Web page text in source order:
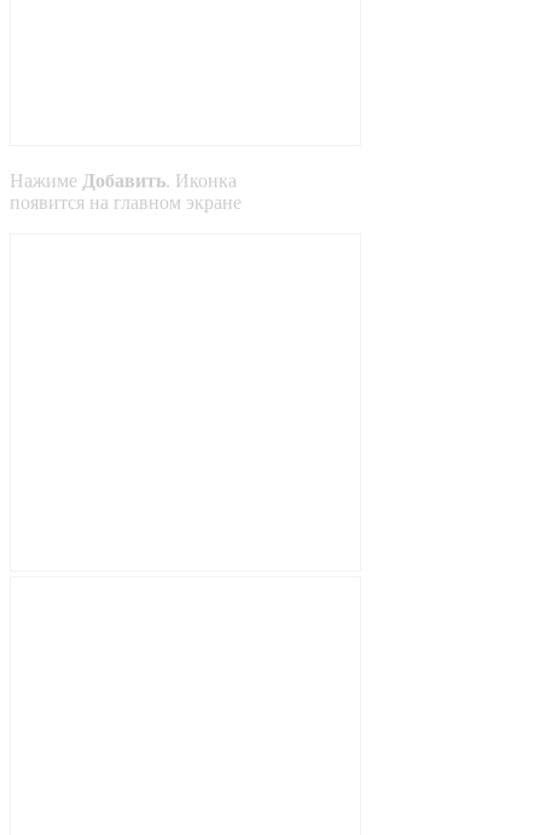
Нажиме Добавить. Иконка
появится на главном экране